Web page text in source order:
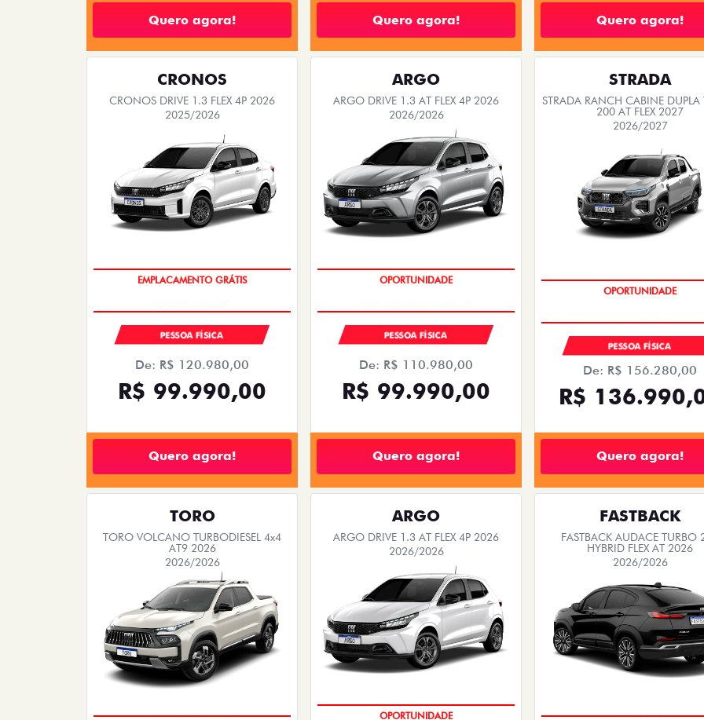
templates.template-01.components.carousel.texts.control_prev